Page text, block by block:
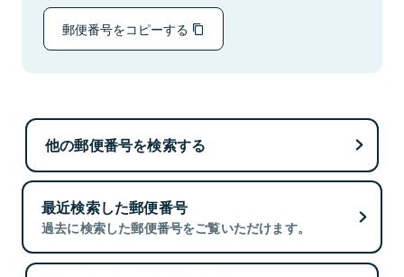
郵便番号をコピーする
他の郵便番号を検索する
最近検索した郵便番号
過去に検索した郵便番号をご覧いただけます。